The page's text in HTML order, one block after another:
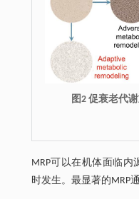
图2 促衰老代
MRP可以在机体面临
时发生。最显著的MRP